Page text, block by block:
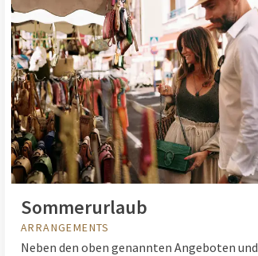
Sommerurlaub
ARRANGEMENTS
Neben den oben genannten Angeboten und